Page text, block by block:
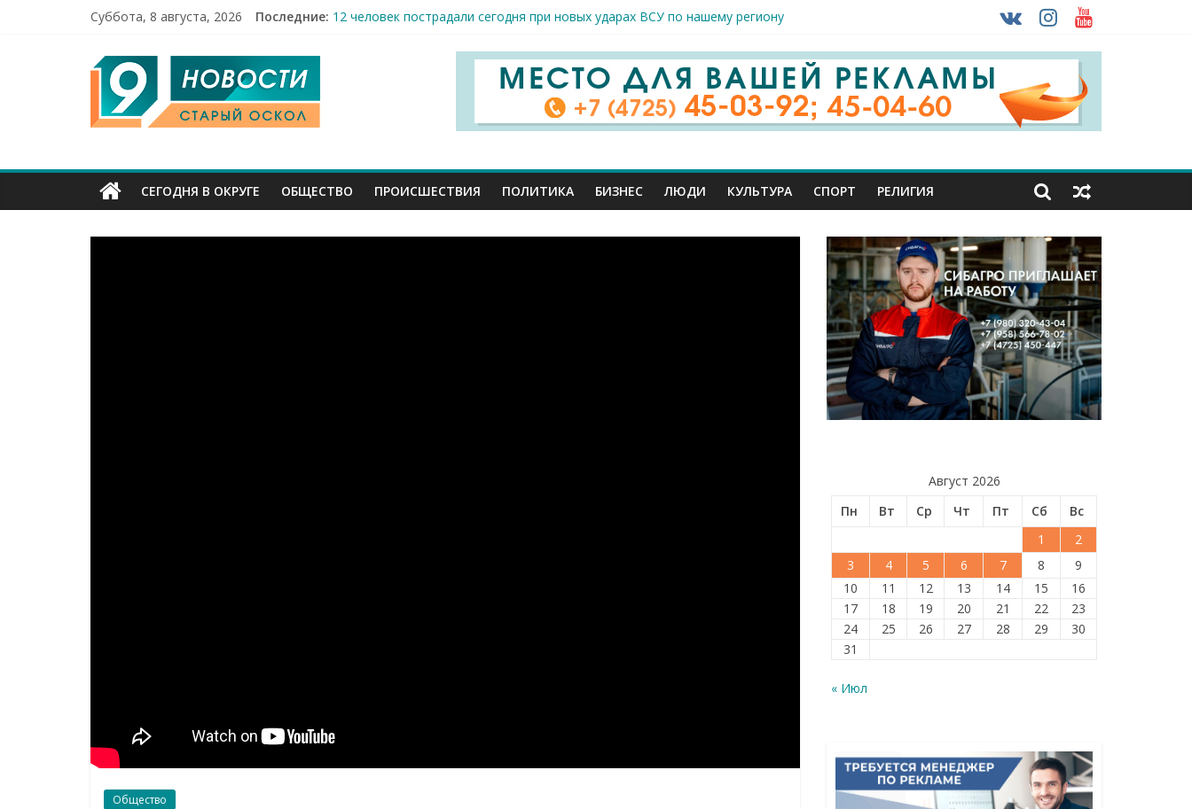
Суббота, 8 августа, 2026 Последние: 12 человек пострадали сегодня при новых ударах ВСУ по нашему региону
Строители принимают поздравления с профессиональным праздником
Праздник спорта и достижений: в Старом Осколе отметили День физкультурника
Бесплатная арт-мастерская открылась в Старом Осколе
9
Канал
Старый
Оскол
СЕГОДНЯ В ОКРУГЕ ОБЩЕСТВО ПРОИСШЕСТВИЯ ПОЛИТИКА БИЗНЕС ЛЮДИ КУЛЬТУРА СПОРТ РЕЛИГИЯ
Общество
Август 2026
Пн
Вт Ср Чт Пт Сб
Вс
1
2
3
4 5 6 7 8
9
10
11 12 13 14 15
16
17
18 19 20 21 22
23
24
25 26 27 28 29
30
31
« Июл